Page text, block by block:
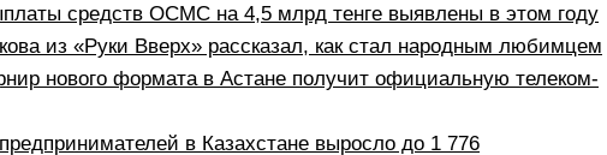
средств ОСМС на 4,5 млрд тенге выявлены в этом году
из «Руки Вверх» рассказал, как стал народным любимцем
нового формата в Астане получит официальную телеком-
в Казахстане выросло до 1 776